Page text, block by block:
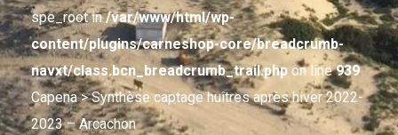
spe_root in/var/www/html/wp-
content/plugins/carneshop-core/breadcrumb-
navxt/class.bcn_breadcrumb_trail.php on line939
Capena> Synthèse captage huîtres après hiver 2022-
2023 – Arcachon